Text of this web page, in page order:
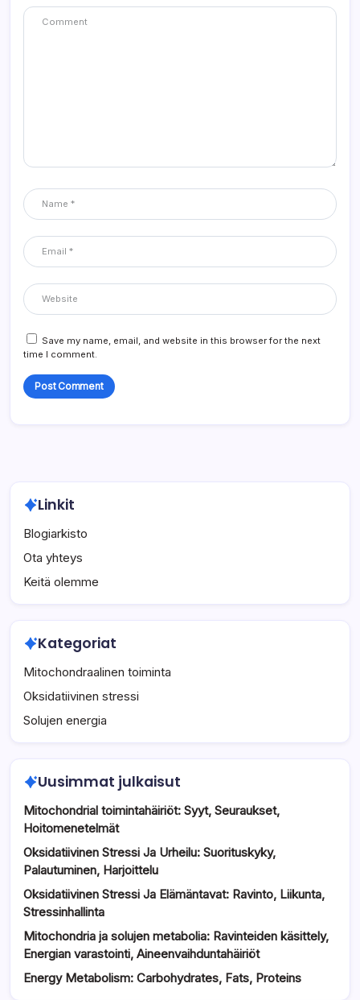
Save my name, email, and website in this browser for the next
time I comment.
Linkit
Blogiarkisto
Ota yhteys
Keitä olemme
Kategoriat
Mitochondraalinen toiminta
Oksidatiivinen stressi
Solujen energia
Uusimmat julkaisut
Mitochondrial toimintahäiriöt: Syyt, Seuraukset,
Hoitomenetelmät
Oksidatiivinen Stressi Ja Urheilu: Suorituskyky,
Palautuminen, Harjoittelu
Oksidatiivinen Stressi Ja Elämäntavat: Ravinto, Liikunta,
Stressinhallinta
Mitochondria ja solujen metabolia: Ravinteiden käsittely,
Energian varastointi, Aineenvaihduntahäiriöt
Energy Metabolism: Carbohydrates, Fats, Proteins